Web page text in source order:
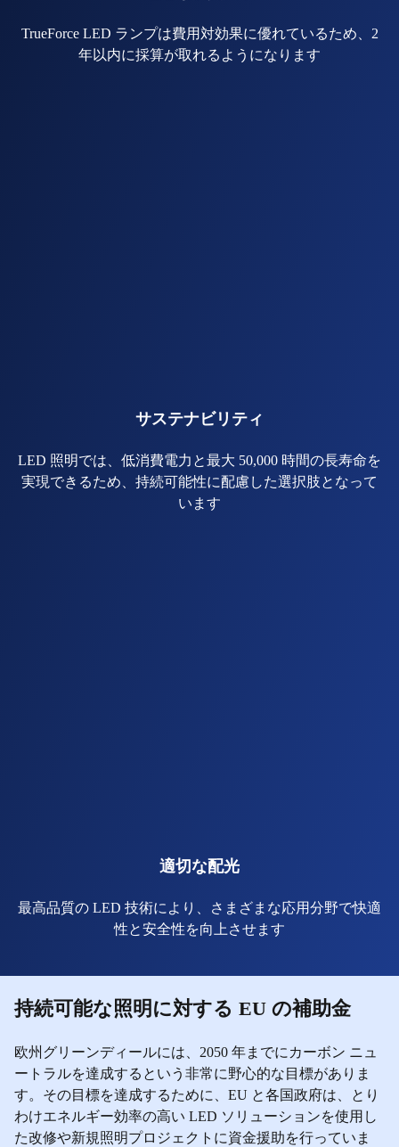
TrueForce LED ランプは費用対効果に優れているため、2
年以内に採算が取れるようになります
サステナビリティ
LED 照明では、低消費電力と最大 50,000 時間の長寿命を
実現できるため、持続可能性に配慮した選択肢となって
います
適切な配光
最高品質の LED 技術により、さまざまな応用分野で快適
性と安全性を向上させます
持続可能な照明に対する EU の補助金
欧州グリーンディールには、2050 年までにカーボン ニュ
ートラルを達成するという非常に野心的な目標がありま
す。その目標を達成するために、EU と各国政府は、とり
わけエネルギー効率の高い LED ソリューションを使用し
た改修や新規照明プロジェクトに資金援助を行っていま